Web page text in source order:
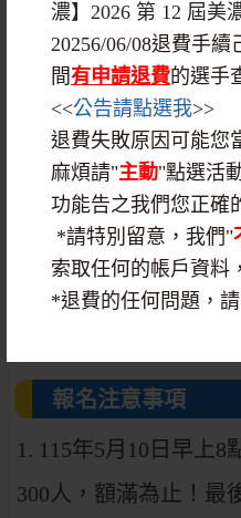
濃】2026 第 12 屆美
20256/06/08退費手
間有申請退費的選手
<<公告請點選我>>
退費失敗原因可能您
麻煩請"主動"點選活
功能告之我們您正確
*請特別留意，我們"
索取任何的帳戶資料
*退費的任何問題，
第七站：26.5三聖宮
第七之一臨時站
春榮家門口臨時水站及
第八站：31km台28線
第九站：34km苗圃涼
第十站：37km 苗圃涼
第十一站40km法師宮
報名注意事項
1. 115年5月10日早上
300人，額滿為止！最